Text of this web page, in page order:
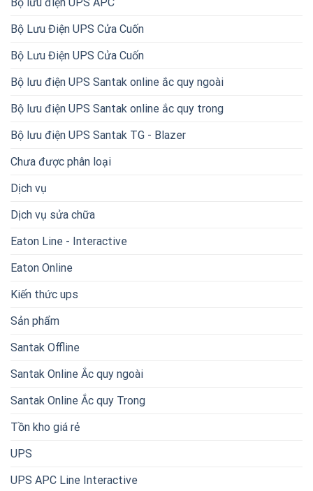
Bộ Lưu Điện UPS Cửa Cuốn
Bộ Lưu Điện UPS Cửa Cuốn
Bộ lưu điện UPS Santak online ắc quy ngoài
Bộ lưu điện UPS Santak online ắc quy trong
Bộ lưu điện UPS Santak TG - Blazer
Chưa được phân loại
Dịch vụ
Dịch vụ sửa chữa
Eaton Line - Interactive
Eaton Online
Kiến thức ups
Sản phẩm
Santak Offline
Santak Online Ắc quy ngoài
Santak Online Ắc quy Trong
Tồn kho giá rẻ
UPS
UPS APC Line Interactive